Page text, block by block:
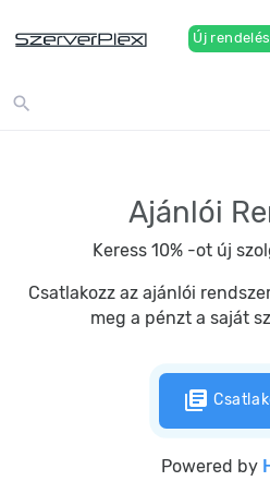
Új rendelés
search
Ajánlói
Keress 10% -ot új
Csatlakozz az ajánlói
meg a pénzt a saját
library_books
Powered by